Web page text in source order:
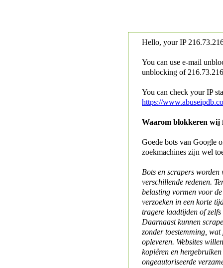
Hello, your IP
You can use e-mail
unblocking of
You can check your IP
https://
Waarom blokkeren wij
Goede bots van Google
zoekmachines zijn wel
Bots en scrapers worden
verschillende redenen.
belasting vormen voor
verzoeken in een korte
tragere laadtijden of
Daarnaast kunnen
zonder toestemming,
opleveren. Websites
kopiëren en
ongeautoriseerde